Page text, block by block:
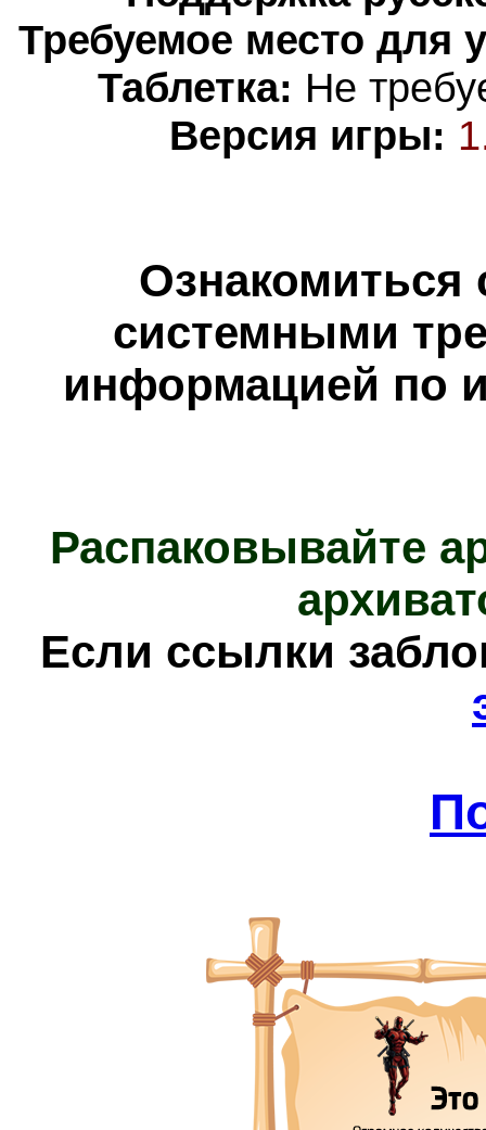
Требуемое место для
Таблетка: Не
Версия игры:
Ознакомиться
системными
информацией по
Распаковывайте
Если ссылки